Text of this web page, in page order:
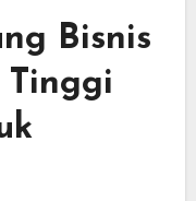
Bisnis
Tinggi